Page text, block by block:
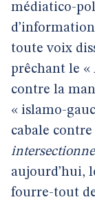
médiatico-
toute voix
prêchant le «
contre la
« islamo-
cabale
aujourd’hui,
fourre-tout